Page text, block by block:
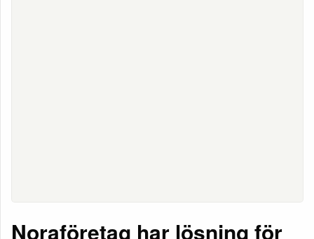
Noraföretag har lösning för